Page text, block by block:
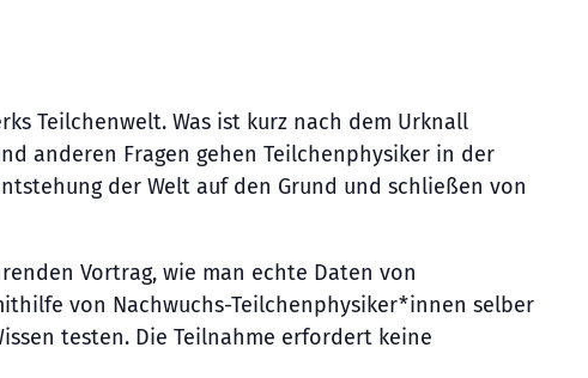
Teilchenwelt. Was ist kurz nach dem Urknall
anderen Fragen gehen Teilchenphysiker in der
der Welt auf den Grund und schließen von
Vortrag, wie man echte Daten von
von Nachwuchs-Teilchenphysiker*innen selber
testen. Die Teilnahme erfordert keine